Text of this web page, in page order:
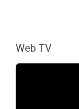
Web TV